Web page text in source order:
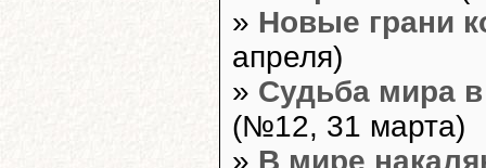
» Новые грани
апреля)
» Судьба мира в
(№12, 31 марта)
» В мире